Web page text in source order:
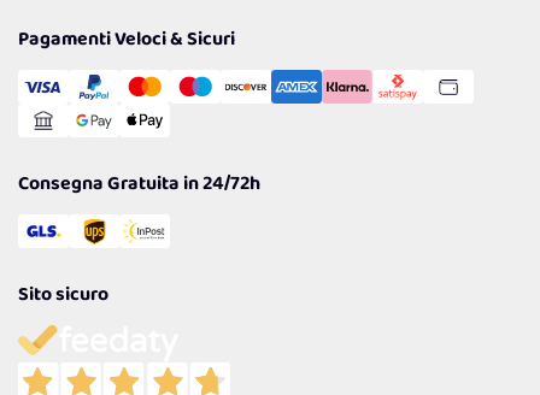
Cookie Policy
Gestisci Cookie
Reso Facile e Veloce
Pagamenti Veloci & Sicuri
Consegna Gratuita in 24/72h
Sito sicuro